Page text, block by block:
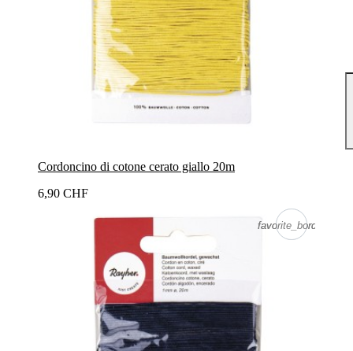
Cordoncino di cotone cerato giallo 20m
6,90 CHF
favorite_border
favorite_border